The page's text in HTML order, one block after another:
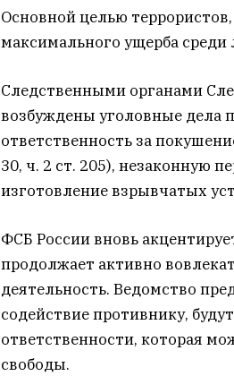
Основной целью
максимального ущерба среди
Следственными органами
возбуждены уголовные дела
ответственность за
30, ч. 2 ст. 205), незаконную
изготовление взрывчатых
ФСБ России вновь
продолжает активно
деятельность. Ведомство
содействие противнику,
ответственности, которая
свободы.